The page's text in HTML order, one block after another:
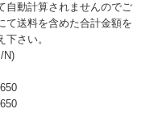
自動計算されませんのでご
て送料を含めた合計金額を
さい。
N)